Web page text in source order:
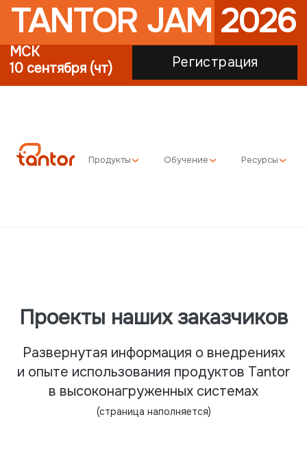
Регистрация
TANTOR JAM 2026
10 сентября (чт)
Продукты Обучение Ресурсы
Проекты наших заказчиков
Развернутая информация о внедрениях
и опыте использования продуктов Tantor
в высоконагруженных системах
(страница наполняется)